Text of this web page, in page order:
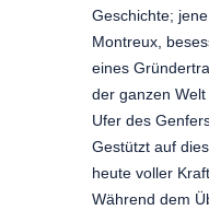
Geschichte;
Montreux,
eines
der ganzen
Ufer des
Gestützt auf
heute voller
Während dem